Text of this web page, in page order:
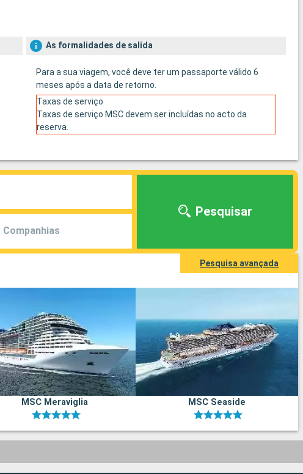
As formalidades de salida
Para a sua viagem, você deve ter um passaporte válido 6
meses após a data de retorno.
Taxas de serviço
Taxas de serviço MSC devem ser incluídas no acto da
reserva.
Companhias
Pesquisar
Pesquisa avançada
MSC Meraviglia MSC Seaside